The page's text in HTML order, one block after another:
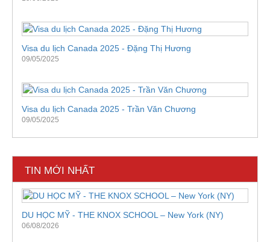
Visa du lịch Canada 2025 - Đặng Thị Hương
09/05/2025
Visa du lịch Canada 2025 - Trần Văn Chương
09/05/2025
TIN MỚI NHẤT
DU HỌC MỸ - THE KNOX SCHOOL – New York (NY)
06/08/2026